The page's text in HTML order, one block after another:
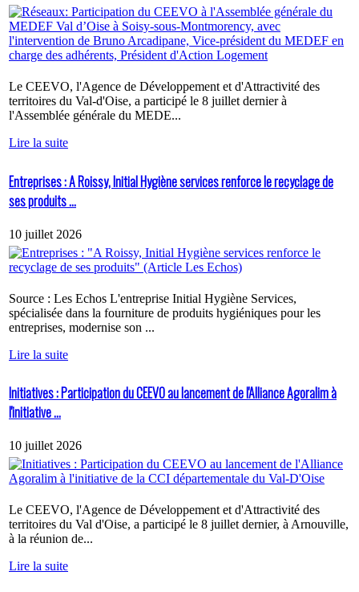
Le CEEVO, l'Agence de Développement et d'Attractivité des
territoires du Val-d'Oise, a participé le 8 juillet dernier à
l'Assemblée générale du MEDE...
Lire la suite
Entreprises : A Roissy, Initial Hygiène services renforce le recyclage de
ses produits ...
10 juillet 2026
Source : Les Echos L'entreprise Initial Hygiène Services,
spécialisée dans la fourniture de produits hygiéniques pour les
entreprises, modernise son ...
Lire la suite
Initiatives : Participation du CEEVO au lancement de l'Alliance Agoralim à
l'initiative ...
10 juillet 2026
Le CEEVO, l'Agence de Développement et d'Attractivité des
territoires du Val d'Oise, a participé le 8 juillet dernier, à Arnouville,
à la réunion de...
Lire la suite